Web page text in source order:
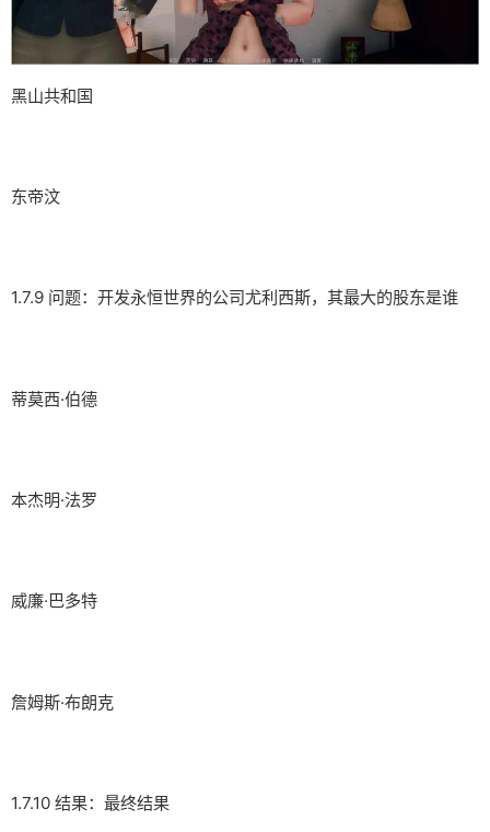
黑山共和国
东帝汶
1.7.9 问题：开发永恒世界的公司尤利西斯，其最大的股东是谁
蒂莫西·伯德
本杰明·法罗
威廉·巴多特
詹姆斯·布朗克
1.7.10 结果：最终结果